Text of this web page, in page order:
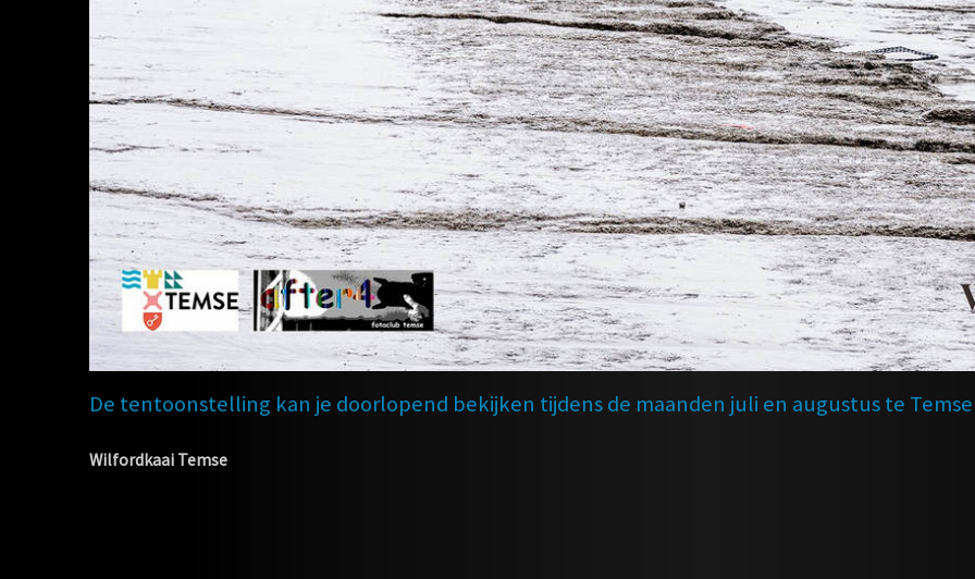
De tentoonstelling kan je doorlopend bekijken tijdens de maanden juli en augustus te
Wilfordkaai Temse